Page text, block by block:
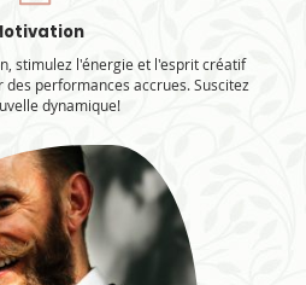
stimulez l'énergie et l'esprit créatif
performances accrues. Suscitez
dynamique!